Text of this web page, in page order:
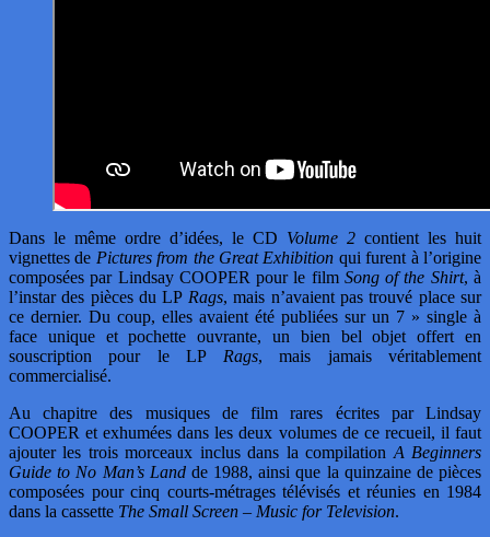
Dans le même ordre d’idées, le CD Volume 2 contient les huit
vignettes de Pictures from the Great Exhibition qui furent à l’origine
composées par Lindsay COOPER pour le film Song of the Shirt, à
l’instar des pièces du LP Rags, mais n’avaient pas trouvé place sur
ce dernier. Du coup, elles avaient été publiées sur un 7 » single à
face unique et pochette ouvrante, un bien bel objet offert en
souscription pour le LP Rags, mais jamais véritablement
commercialisé.
Au chapitre des musiques de film rares écrites par Lindsay
COOPER et exhumées dans les deux volumes de ce recueil, il faut
ajouter les trois morceaux inclus dans la compilation A Beginners
Guide to No Man’s Landde 1988, ainsi que la quinzaine de pièces
composées pour cinq courts-métrages télévisés et réunies en 1984
dans la cassette The Small Screen – Music for Television.